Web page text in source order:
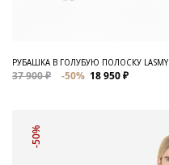
РУБАШКА В ГОЛУБУЮ ПОЛОСКУ LASMY
37 900 ₽ -50% 18 950 ₽
-50%